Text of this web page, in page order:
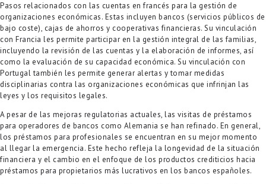
Pasos relacionados con las cuentas en francés para la gestión de
organizaciones económicas. Estas incluyen bancos (servicios públicos de
bajo coste), cajas de ahorros y cooperativas financieras. Su vinculación
con Francia les permite participar en la gestión integral de las familias,
incluyendo la revisión de las cuentas y la elaboración de informes, así
como la evaluación de su capacidad económica. Su vinculación con
Portugal también les permite generar alertas y tomar medidas
disciplinarias contra las organizaciones económicas que infrinjan las
leyes y los requisitos legales.
A pesar de las mejoras regulatorias actuales, las visitas de préstamos
para operadores de bancos como Alemania se han refinado. En general,
los préstamos para profesionales se encuentran en su mejor momento
al llegar la emergencia. Este hecho refleja la longevidad de la situación
financiera y el cambio en el enfoque de los productos crediticios hacia
préstamos para propietarios más lucrativos en los bancos españoles.